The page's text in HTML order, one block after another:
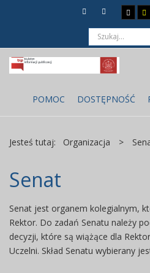
POMOC DOSTĘPNOŚĆ
Jesteś tutaj: Organizacja >
Senat
Senat jest organem kolegialnym,
Rektor. Do zadań Senatu należy
decyzji, które są wiążące dla
Uczelni. Skład Senatu wybierany